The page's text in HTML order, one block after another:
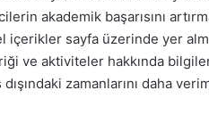
akademik başarısını
sayfa üzerinde yer
ve aktiviteler hakkında
zamanlarını daha